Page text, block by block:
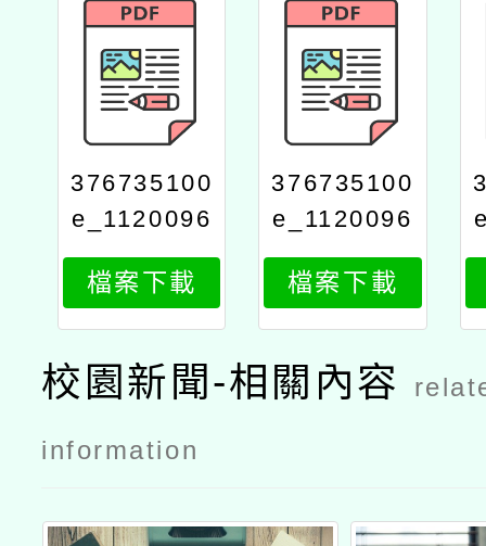
376735100
e_1120096
360_attach
2
檔案下載
376735100
e_1120096
360_attach
1
檔案下載
校園新聞-相關內容
information